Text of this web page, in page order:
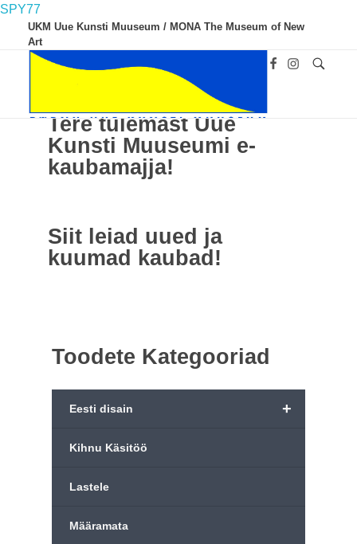
SPY77
UKM Uue Kunsti Muuseum / MONA The Museum of New
Art
UKM
Tere tulemast Uue
Kunsti Muuseumi e-
kaubamajja!
Siit leiad uued ja
kuumad kaubad!
Toodete Kategooriad
+
Eesti disain
Kihnu Käsitöö
Lastele
Määramata